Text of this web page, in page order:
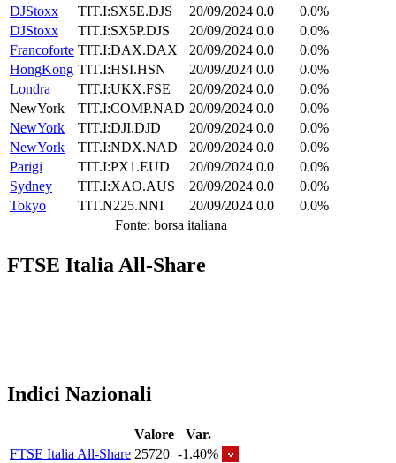
DJStoxx
TIT.I:SX5E.DJS 20/09/2024 0.0
0.0%
DJStoxx
TIT.I:SX5P.DJS 20/09/2024 0.0
0.0%
Francoforte TIT.I:DAX.DAX 20/09/2024 0.0
0.0%
HongKong TIT.I:HSI.HSN 20/09/2024 0.0
0.0%
Londra
TIT.I:UKX.FSE 20/09/2024 0.0
0.0%
NewYork
TIT.I:COMP.NAD 20/09/2024 0.0
0.0%
NewYork
TIT.I:DJI.DJD 20/09/2024 0.0
0.0%
NewYork
TIT.I:NDX.NAD 20/09/2024 0.0
0.0%
Parigi
TIT.I:PX1.EUD 20/09/2024 0.0
0.0%
Sydney
TIT.I:XAO.AUS 20/09/2024 0.0
0.0%
Tokyo
TIT.N225.NNI 20/09/2024 0.0
0.0%
Fonte: borsa italiana
FTSE Italia All-Share
Indici Nazionali
Valore
Var.
FTSE Italia All-Share 25720 -1.40%